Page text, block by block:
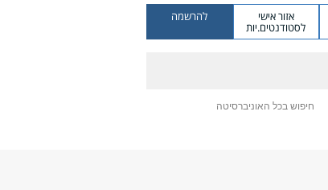
אזור אישי
לסטודנטים.יות
להרשמה
חיפוש בכל האוניברסיטה